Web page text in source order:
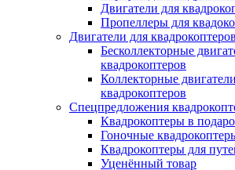
Двигатели для
Пропеллеры для
Двигатели для квадрокоптеров
Бесколлекторные
квадрокоптеров
Коллекторные
квадрокоптеров
Спецпредложения
Квадрокоптеры в
Гоночные
Квадрокоптеры для
Уценённый товар